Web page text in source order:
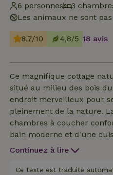
6 personnes
3
Les animaux ne sont
8,7/10 4,8/5 18 avis
Ce magnifique cottage
situé au milieu des bois
endroit merveilleux pour
pleinement de la nature.
chambres à coucher
bain moderne et d'une
accueillante. La cuisine
congélateur et une
Continuez à lire
Ce texte est traduite